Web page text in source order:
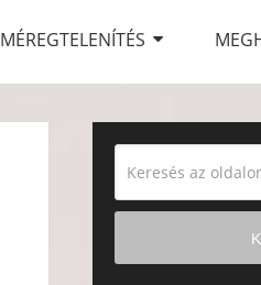
MÉREGTELENÍTÉS